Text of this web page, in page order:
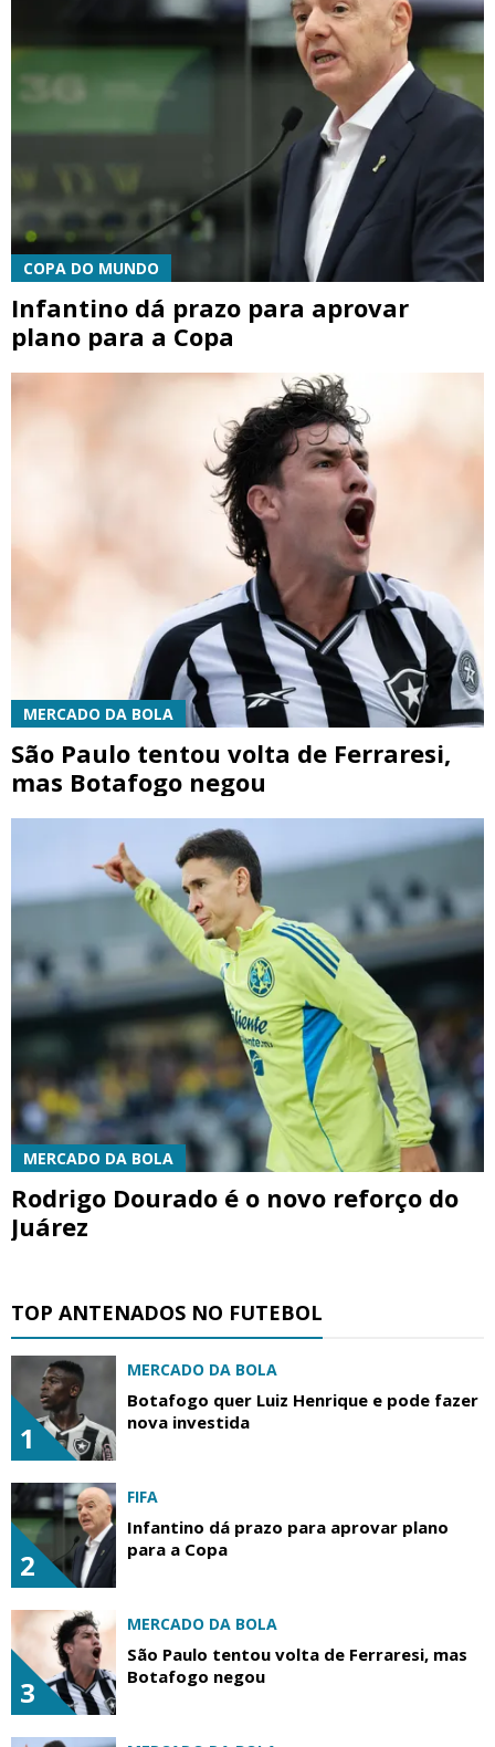
COPA DO MUNDO
Infantino dá prazo para aprovar
plano para a Copa
MERCADO DA BOLA
São Paulo tentou volta de Ferraresi,
mas Botafogo negou
MERCADO DA BOLA
Rodrigo Dourado é o novo reforço do
Juárez
TOP ANTENADOS NO FUTEBOL
1
MERCADO DA BOLA
Botafogo quer Luiz Henrique e pode fazer
nova investida
2
FIFA
Infantino dá prazo para aprovar plano
para a Copa
3
MERCADO DA BOLA
São Paulo tentou volta de Ferraresi, mas
Botafogo negou